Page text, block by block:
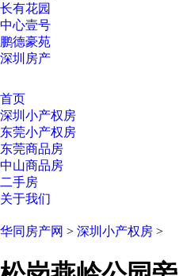
长有花园
中心壹号
鹏德豪苑
深圳房产
首页
深圳小产权房
东莞小产权房
东莞商品房
中山商品房
二手房
关于我们
华同房产网 > 深圳小产权房 >